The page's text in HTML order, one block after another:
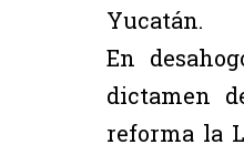
Yucatán.
En
dictamen
reforma la